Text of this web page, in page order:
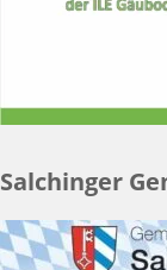
Salchinger